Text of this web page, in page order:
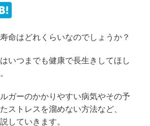
e
n
命はどれくらいなのでしょうか？
いつまでも健康で長生きしてほし
ガーのかかりやすい病気やその予
ストレスを溜めない方法など、
していきます。